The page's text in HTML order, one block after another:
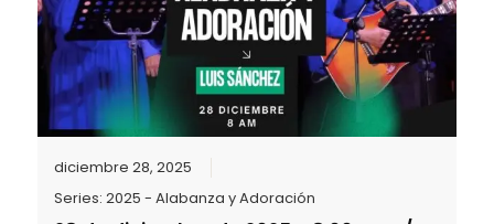
diciembre 28, 2025
Series:2025 - Alabanza y Adoración